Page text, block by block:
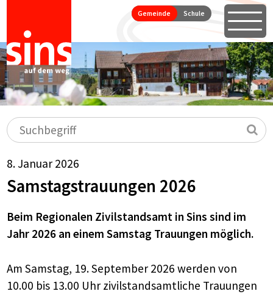
Direkt zum Inhalt springen
Hauptnavigation
Gemeinde Schule
Suchbegriff
8. Januar 2026
Samstagstrauungen 2026
Beim Regionalen Zivilstandsamt in Sins sind im
Jahr 2026 an einem Samstag Trauungen möglich.
Am Samstag, 19. September 2026 werden von
10.00 bis 13.00 Uhr zivilstandsamtliche Trauungen